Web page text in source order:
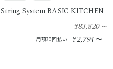
String System BASIC KITCHEN
¥83,820～
月額30回払い ¥2,794〜